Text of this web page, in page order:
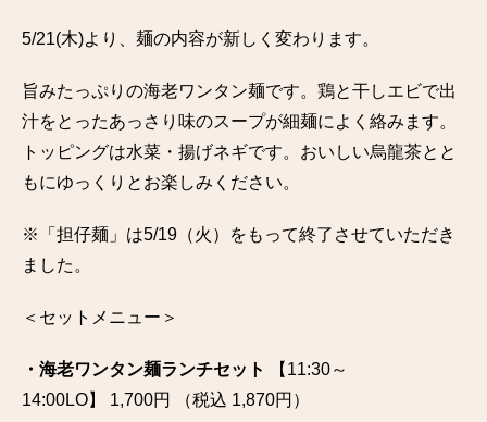
5/21(木)より、麺の内容が新しく変わります。
旨みたっぷりの海老ワンタン麺です。鶏と干しエビで出
汁をとったあっさり味のスープが細麺によく絡みます。
トッピングは水菜・揚げネギです。おいしい烏龍茶とと
もにゆっくりとお楽しみください。
※「担仔麺」は5/19（火）をもって終了させていただき
ました。
＜セットメニュー＞
・海老ワンタン麺ランチセット
【11:30～
14:00LO】 1,700円 （税込 1,870円）